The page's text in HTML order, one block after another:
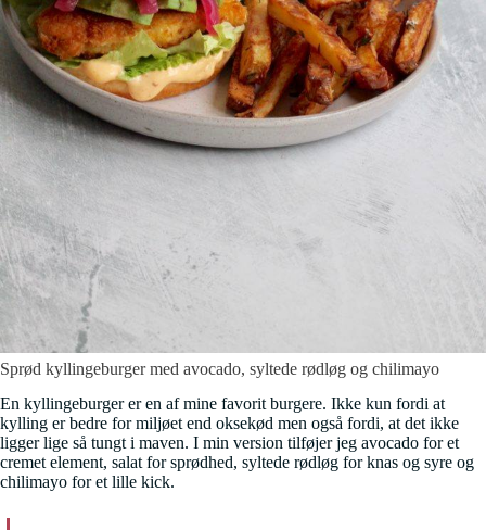
Sprød kyllingeburger med avocado, syltede rødløg og chilimayo
En kyllingeburger er en af mine favorit burgere. Ikke kun fordi at
kylling er bedre for miljøet end oksekød men også fordi, at det ikke
ligger lige så tungt i maven. I min version tilføjer jeg avocado for et
cremet element, salat for sprødhed, syltede rødløg for knas og syre og
chilimayo for et lille kick.